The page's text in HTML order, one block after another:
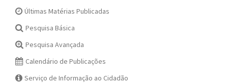
Últimas Matérias Publicadas
Pesquisa Básica
Pesquisa Avançada
Calendário de Publicações
Serviço de Informação ao Cidadão